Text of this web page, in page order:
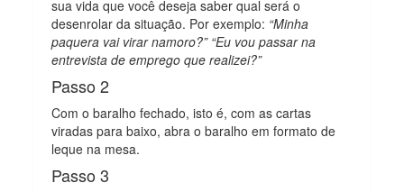
sua vida que você deseja saber qual será o
desenrolar da situação. Por exemplo: “Minha
paquera vai virar namoro?” “Eu vou passar na
entrevista de emprego que realizei?”
Passo 2
Com o baralho fechado, isto é, com as cartas
viradas para baixo, abra o baralho em formato de
leque na mesa.
Passo 3